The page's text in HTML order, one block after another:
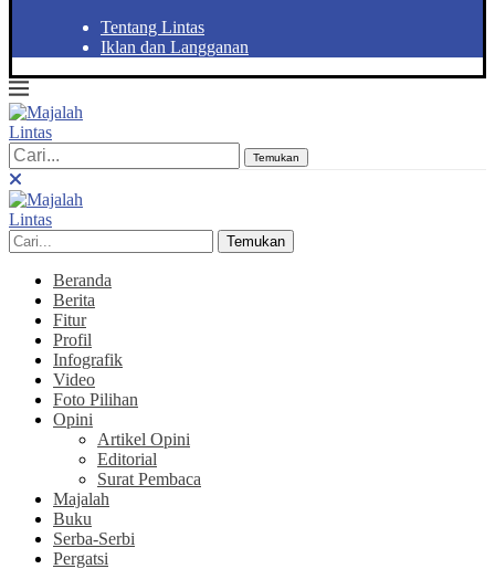
Tentang Lintas
Iklan dan Langganan
Temukan
Temukan
Beranda
Berita
Fitur
Profil
Infografik
Video
Foto Pilihan
Opini
Artikel Opini
Editorial
Surat Pembaca
Majalah
Buku
Serba-Serbi
Pergatsi